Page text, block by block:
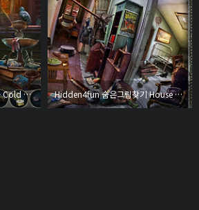
Hidden4fun 숨은그림찾기 - Cold Night Hidden4fun 숨은그림찾기 House of Evil